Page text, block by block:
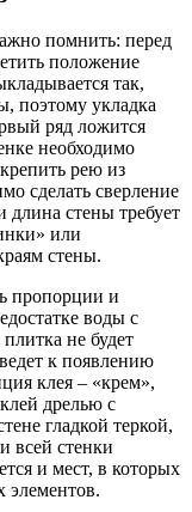
помнить: перед
положение
так,
поэтому укладка
ряд ложится
необходимо
рею из
сделать сверление
длина стены требует
или
стены.
пропорции и
воды с
не будет
к появлению
клея – «крем»,
дрелью с
гладкой теркой,
всей стенки
и мест, в которых
элементов.